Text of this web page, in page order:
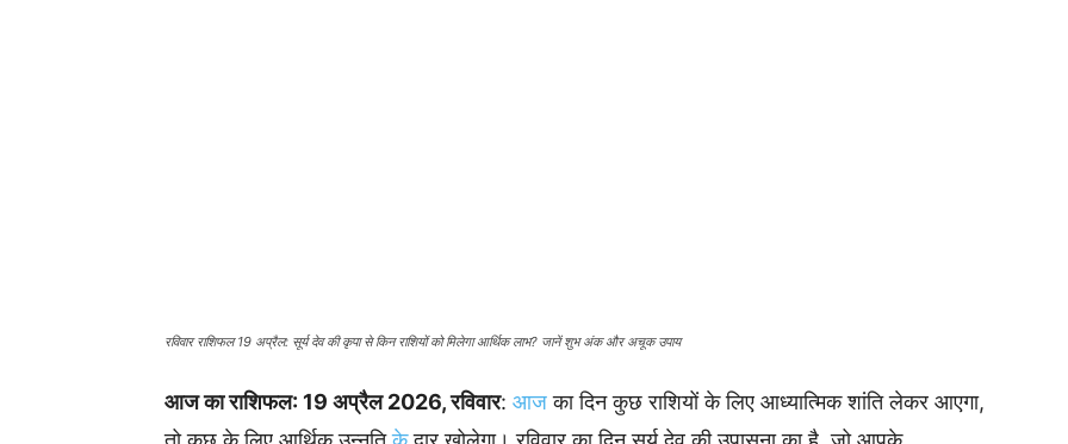
रविवार राशिफल 19 अप्रैल: सूर्य देव की कृपा से किन राशियों को मिलेगा आर्थिक लाभ? जानें शुभ अंक और अचूक उपाय
आज का राशिफल: 19 अप्रैल 2026, रविवार: आजका दिन कुछ राशियों के लिए आध्यात्मिक शांति लेकर आएगा,